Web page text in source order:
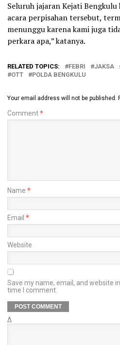
Seluruh jajaran Kejati
acara perpisahan tersebut,
menunggu karena kami juga
perkara apa,” katanya.
RELATED TOPICS: FEBRI JAKSA
OTT
POLDA BENGKULU
Your email address will not be published.
Comment*
Name *
Email *
Website
Save my name, email, and website
time I comment.
Δ